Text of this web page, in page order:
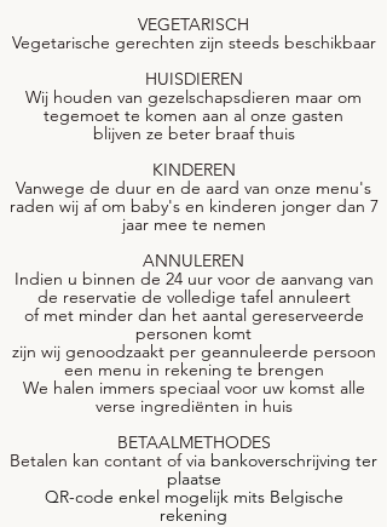
VEGETARISCH
Vegetarische gerechten zijn steeds beschikbaar
HUISDIEREN
Wij houden van gezelschapsdieren maar om
tegemoet te komen aan al onze gasten
blijven ze beter braaf thuis
KINDEREN
Vanwege de duur en de aard van onze menu's
raden wij af om baby's en kinderen jonger dan 7
jaar mee te nemen
ANNULEREN
Indien u binnen de 24 uur voor de aanvang van
de reservatie de volledige tafel annuleert
of met minder dan het aantal gereserveerde
personen komt
zijn wij genoodzaakt per geannuleerde persoon
een menu in rekening te brengen
We halen immers speciaal voor uw komst alle
verse ingrediënten in huis
BETAALMETHODES
Betalen kan contant of via bankoverschrijving ter
plaatse
QR-code enkel mogelijk mits Belgische
rekening